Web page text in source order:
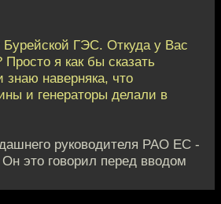
ГЭС. Откуда у Вас
я как бы сказать
наверняка, что
и генераторы делали в
руководителя РАО ЕС -
это говорил перед вводом